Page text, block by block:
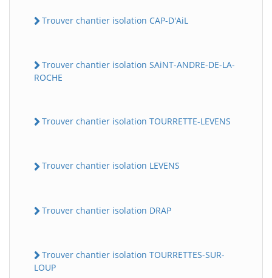
Trouver chantier isolation CAP-D'AiL
Trouver chantier isolation SAiNT-ANDRE-DE-LA-
ROCHE
Trouver chantier isolation TOURRETTE-LEVENS
Trouver chantier isolation LEVENS
Trouver chantier isolation DRAP
Trouver chantier isolation TOURRETTES-SUR-
LOUP